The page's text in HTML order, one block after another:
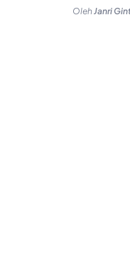
OlehJanri